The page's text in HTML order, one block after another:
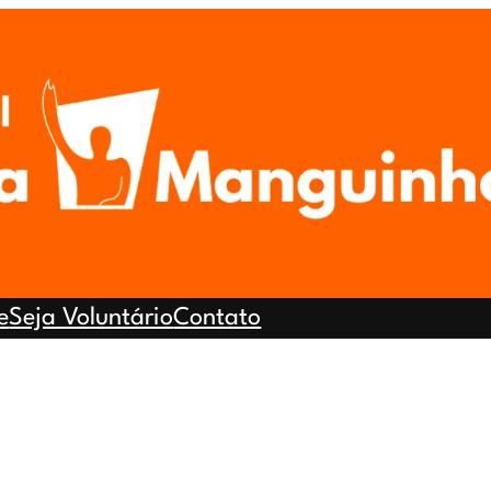
Seja VoluntárioContato